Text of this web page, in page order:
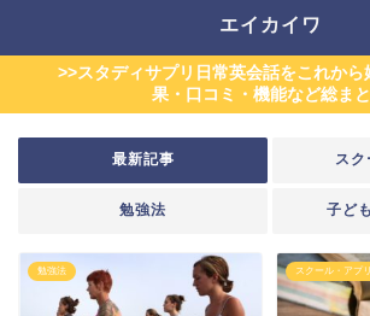
エイカイワ
>>スタディサプリ日常英会話をこれから
果・口コミ・機能など総ま
最新記事 スク
勉強法 子ど
勉強法 スクール・アプリ